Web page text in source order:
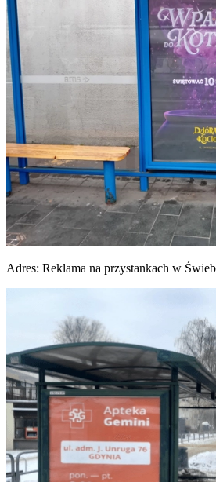
Adres: Reklama na przystankach w